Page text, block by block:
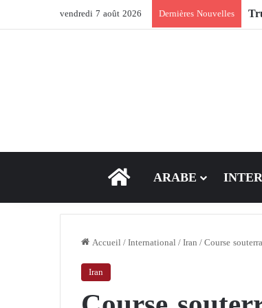
vendredi 7 août 2026 Dernières Nouvelles
ACCEUIL
ARABE
Accueil/International/Iran/Course
Iran